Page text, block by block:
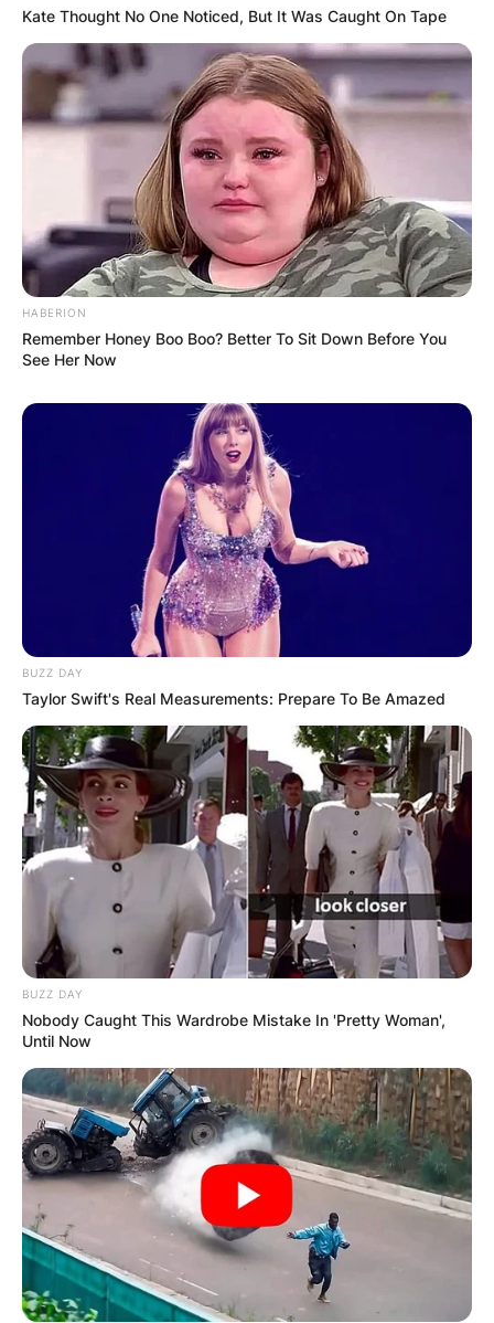
Kate Thought No One Noticed, But It Was Caught On Tape
HABERION
Remember Honey Boo Boo? Better To Sit Down Before You
See Her Now
BUZZ DAY
Taylor Swift's Real Measurements: Prepare To Be Amazed
BUZZ DAY
Nobody Caught This Wardrobe Mistake In 'Pretty Woman',
Until Now